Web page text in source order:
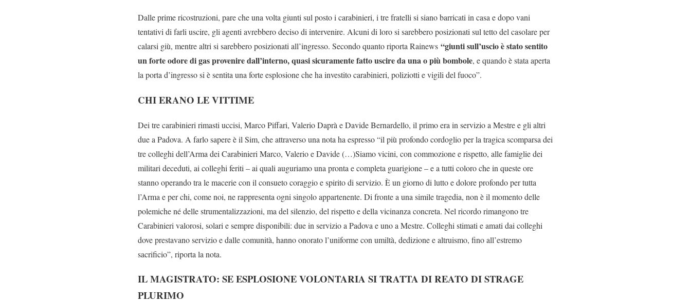
Dalle prime ricostruzioni, pare che una volta giunti sul posto i carabinieri, i tre fratelli si siano barricati in casa e dopo vani
tentativi di farli uscire, gli agenti avrebbero deciso di intervenire. Alcuni di loro si sarebbero posizionati sul tetto del casolare per
calarsi giù, mentre altri si sarebbero posizionati all’ingresso. Secondo quanto riporta Rainews “giunti sull’uscio è stato sentito
un forte odore di gas provenire dall’interno, quasi sicuramente fatto uscire da una o più bombole, e quando è stata aperta
la porta d’ingresso si è sentita una forte esplosione che ha investito carabinieri, poliziotti e vigili del fuoco”.
CHI ERANO LE VITTIME
Dei tre carabinieri rimasti uccisi, Marco Piffari, Valerio Daprà e Davide Bernardello, il primo era in servizio a Mestre e gli altri
due a Padova. A farlo sapere è il Sim, che attraverso una nota ha espresso “il più profondo cordoglio per la tragica scomparsa dei
tre colleghi dell’Arma dei Carabinieri Marco, Valerio e Davide (…)Siamo vicini, con commozione e rispetto, alle famiglie dei
militari deceduti, ai colleghi feriti – ai quali auguriamo una pronta e completa guarigione – e a tutti coloro che in queste ore
stanno operando tra le macerie con il consueto coraggio e spirito di servizio. È un giorno di lutto e dolore profondo per tutta
l’Arma e per chi, come noi, ne rappresenta ogni singolo appartenente. Di fronte a una simile tragedia, non è il momento delle
polemiche né delle strumentalizzazioni, ma del silenzio, del rispetto e della vicinanza concreta. Nel ricordo rimangono tre
Carabinieri valorosi, solari e sempre disponibili: due in servizio a Padova e uno a Mestre. Colleghi stimati e amati dai colleghi
dove prestavano servizio e dalle comunità, hanno onorato l’uniforme con umiltà, dedizione e altruismo, fino all’estremo
sacrificio”, riporta la nota.
IL MAGISTRATO: SE ESPLOSIONE VOLONTARIA SI TRATTA DI REATO DI STRAGE
PLURIMO